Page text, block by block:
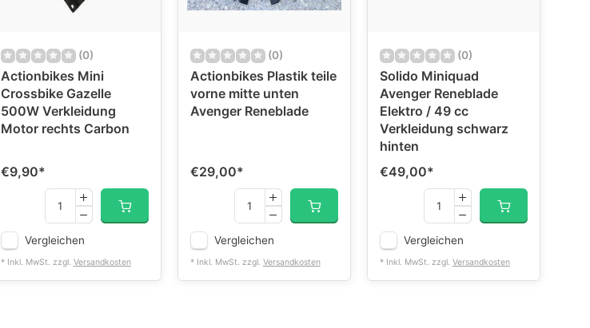
(0)
Actionbikes Mini
Crossbike Gazelle
500W Verkleidung
Motor rechts Carbon
€9,90*
Vergleichen
* Inkl. MwSt. zzgl. Versandkosten
(0)
Actionbikes Plastik teile
vorne mitte unten
Avenger Reneblade
€29,00*
Vergleichen
* Inkl. MwSt. zzgl. Versandkosten
(0)
Solido Miniquad
Avenger Reneblade
Elektro / 49 cc
Verkleidung schwarz
hinten
€49,00*
Vergleichen
* Inkl. MwSt. zzgl. Versandkosten